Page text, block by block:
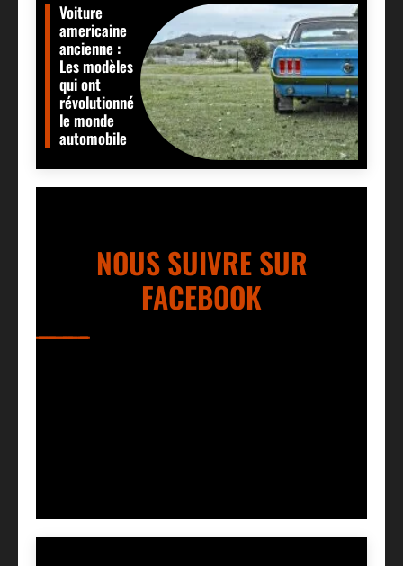
Voiture
americaine
ancienne :
Les modèles
qui ont
révolutionné
le monde
automobile
NOUS SUIVRE SUR
FACEBOOK